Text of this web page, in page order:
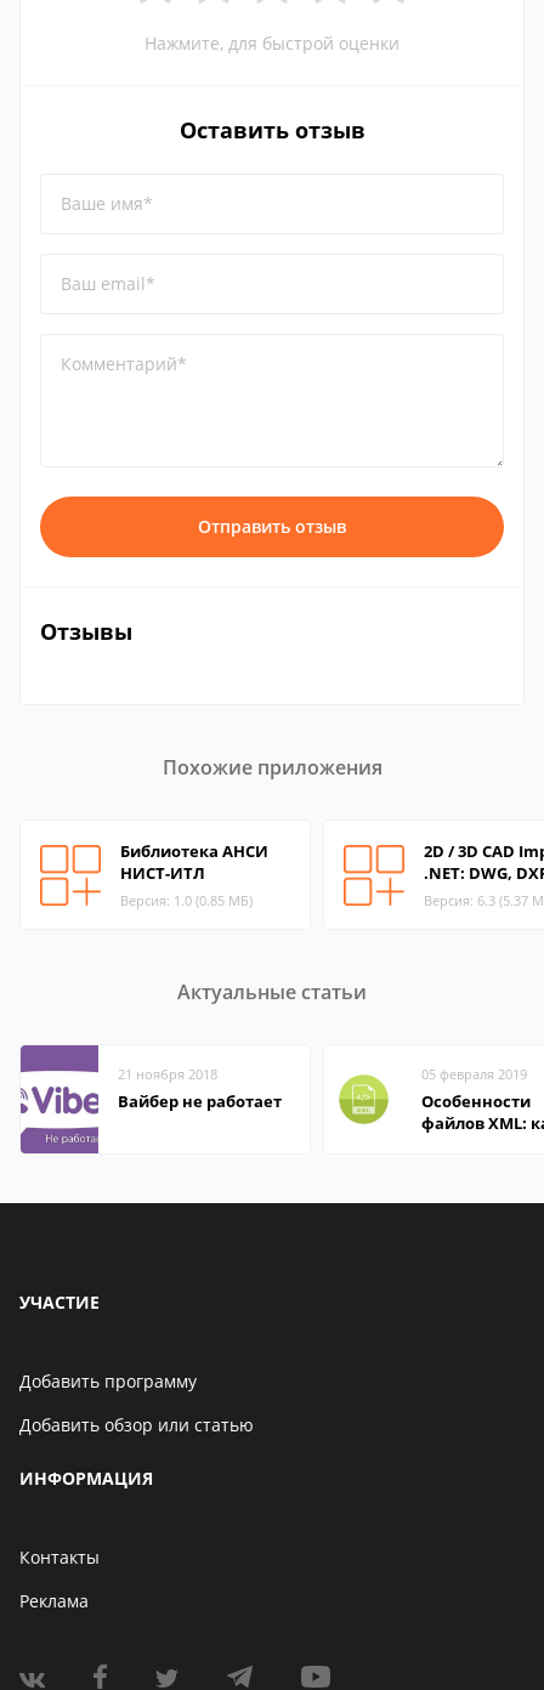
Нажмите, для быстрой оценки
Оставить отзыв
Ваше имя*
Ваш email*
Комментарий*
Отправить отзыв
Отзывы
Похожие приложения
Библиотека АНСИ
НИСТ-ИТЛ
Версия: 1.0 (0.85 МБ)
2D / 3D CAD
.NET: DWG,
Версия: 6.3 (5.37
Актуальные статьи
21 ноября 2018
Вайбер не работает
05 февраля 2019
Особенности
файлов XML:
УЧАСТИЕ
Добавить программу
Добавить обзор или статью
ИНФОРМАЦИЯ
Контакты
Реклама